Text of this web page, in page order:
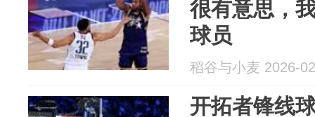
很有意思，
球员
稻谷与小麦 2026-
开拓者锋线